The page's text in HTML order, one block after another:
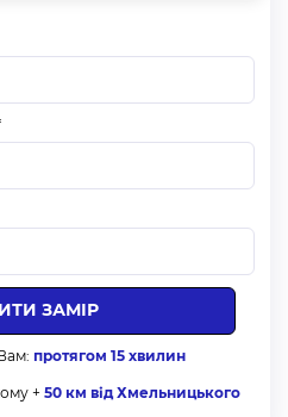
протягом 15 хвилин
+ 50 км від Хмельницького